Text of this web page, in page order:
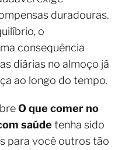
duradouras.
o
consequência
diárias no almoço já
ao longo do tempo.
O que comer no
saúde tenha sido
para você outros tão